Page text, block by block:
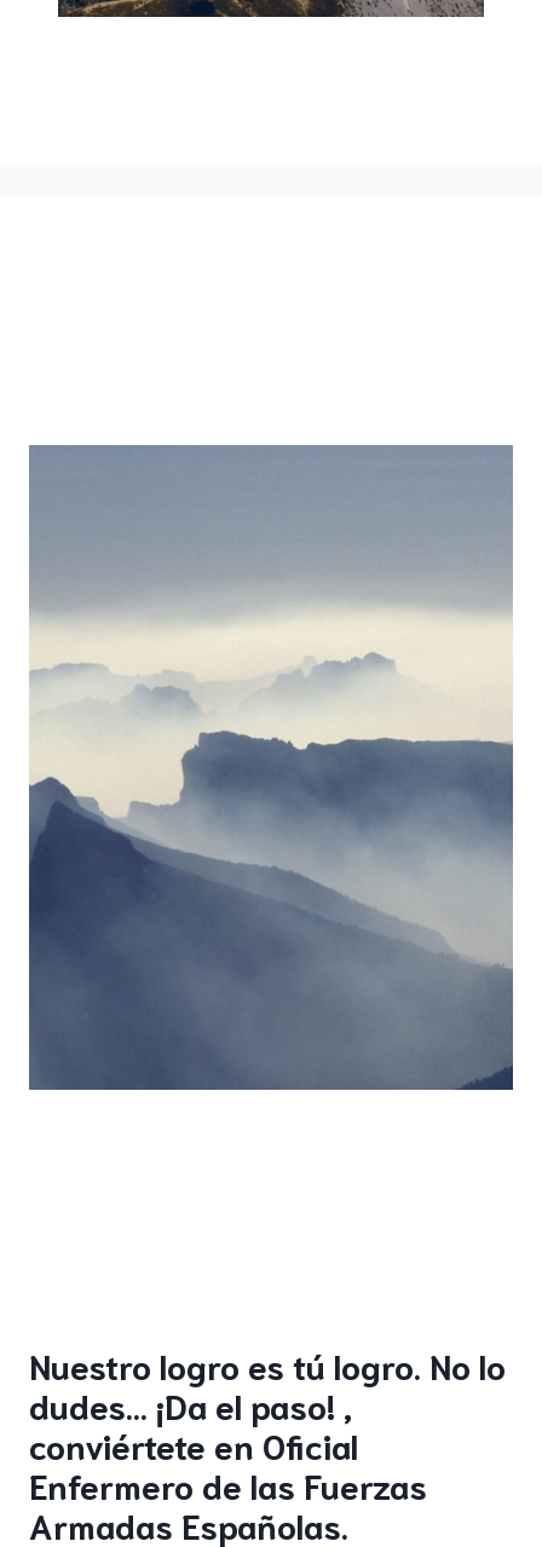
Nuestro logro es tú logro. No lo
dudes… ¡Da el paso! ,
conviértete en Oficial
Enfermero de las Fuerzas
Armadas Españolas.